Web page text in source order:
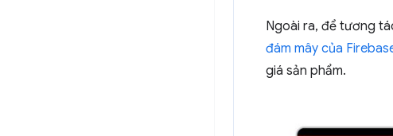
Ngoài ra, để tương
đám mây của
giá sản phẩm.